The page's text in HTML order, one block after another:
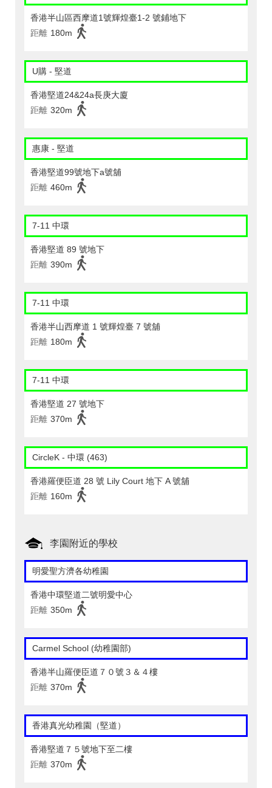
香港半山區西摩道1號輝煌臺1-2 號鋪地下
距離 180m
U購 - 堅道
香港堅道24&24a長庚大廈
距離 320m
惠康 - 堅道
香港堅道99號地下a號舖
距離 460m
7-11 中環
香港堅道 89 號地下
距離 390m
7-11 中環
香港半山西摩道 1 號輝煌臺 7 號舖
距離 180m
7-11 中環
香港堅道 27 號地下
距離 370m
CircleK - 中環 (463)
香港羅便臣道 28 號 Lily Court 地下 A 號舖
距離 160m
李園附近的學校
明愛聖方濟各幼稚園
香港中環堅道二號明愛中心
距離 350m
Carmel School (幼稚園部)
香港半山羅便臣道７０號３＆４樓
距離 370m
香港真光幼稚園（堅道）
香港堅道７５號地下至二樓
距離 370m